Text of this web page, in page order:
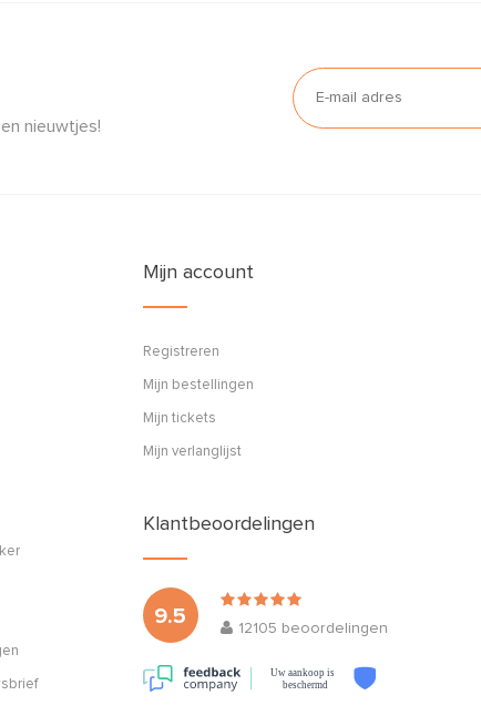
nieuwtjes!
Mijn account
Registreren
Mijn bestellingen
Mijn tickets
Mijn verlanglijst
Klantbeoordelingen
9.5
12105 beoordelingen
Uw aankoop is
beschermd